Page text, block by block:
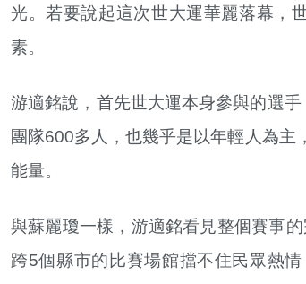
光。若要說起這次世大運華麗落幕，
素。
游適銘說，首先世大運本身參與的選
團隊600多人，也幾乎是以年輕人為
能量。
與蘇麗瓊一樣，游適銘看見整個賽事
跨5個縣市的比賽場館擋不住民眾熱